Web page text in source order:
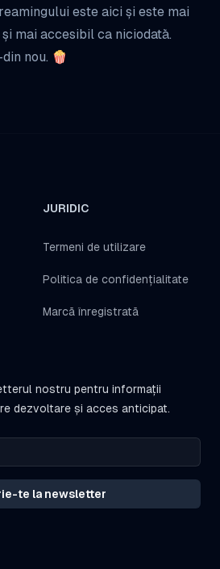
este aici și este mai
mai accesibil ca niciodată.
nou. 🍿
JURIDIC
Termeni de utilizare
Politica de confidențialitate
Marcă înregistrată
nostru pentru informații
dezvoltare și acces anticipat.
te la newsletter